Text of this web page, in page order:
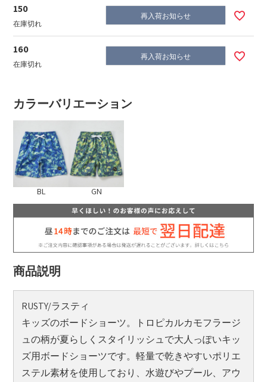
150
在庫切れ
再入荷お知らせ
160
在庫切れ
再入荷お知らせ
カラーバリエーション
BL GN
商品説明
RUSTY/ラスティ
キッズのボードショーツ。トロピカルカモフラージ
ュの柄が夏らしくスタイリッシュで大人っぽいキッ
ズ用ボードショーツです。軽量で乾きやすいポリエ
ステル素材を使用しており、水遊びやプール、アウ